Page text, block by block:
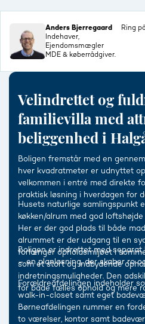
Anders Bjerregaard
Indehaver,
Ejendomsmægler
MDE & køberrådgiver.
Ring
Velindrettet og
familievilla med
beliggenhed i
Boligen fremstår med en
hver kvadratmeter er udnyttet
velkommen i entré med direkte
praktisk løsning i hverdagen for
Husets naturlige samlingspunkt
køkken/alrum med god
Her er der god plads til både
alrummet er der udgang til en
forlænger opholdsmiljøet i
som et stort og indbydende
indretningsmuligheder. Den
for både fælles ophold og mere
Boligen er indrettet med
– en planløsning, der skaber ro
Forældreafdelingen indeholder
walk-in-closet samt eget
Børneafdelingen rummer en
to værelser, kontor samt